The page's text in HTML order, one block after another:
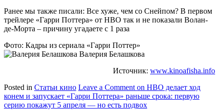
Ранее мы также писали: Все хуже, чем со Снейпом? В первом
трейлере «Гарри Поттера» от НВО так и не показали Волан-
де-Морта – причину угадаете с 1 раза
Фото: Кадры из сериала «Гарри Поттер»
Валерия Белашкова
Источник: www.kinoafisha.info
Posted in Статьи кино Leave a Comment on HBO делает ход
конем и запускает «Гарри Поттера» раньше срока: первую
серию покажут 5 апреля — но есть подвох